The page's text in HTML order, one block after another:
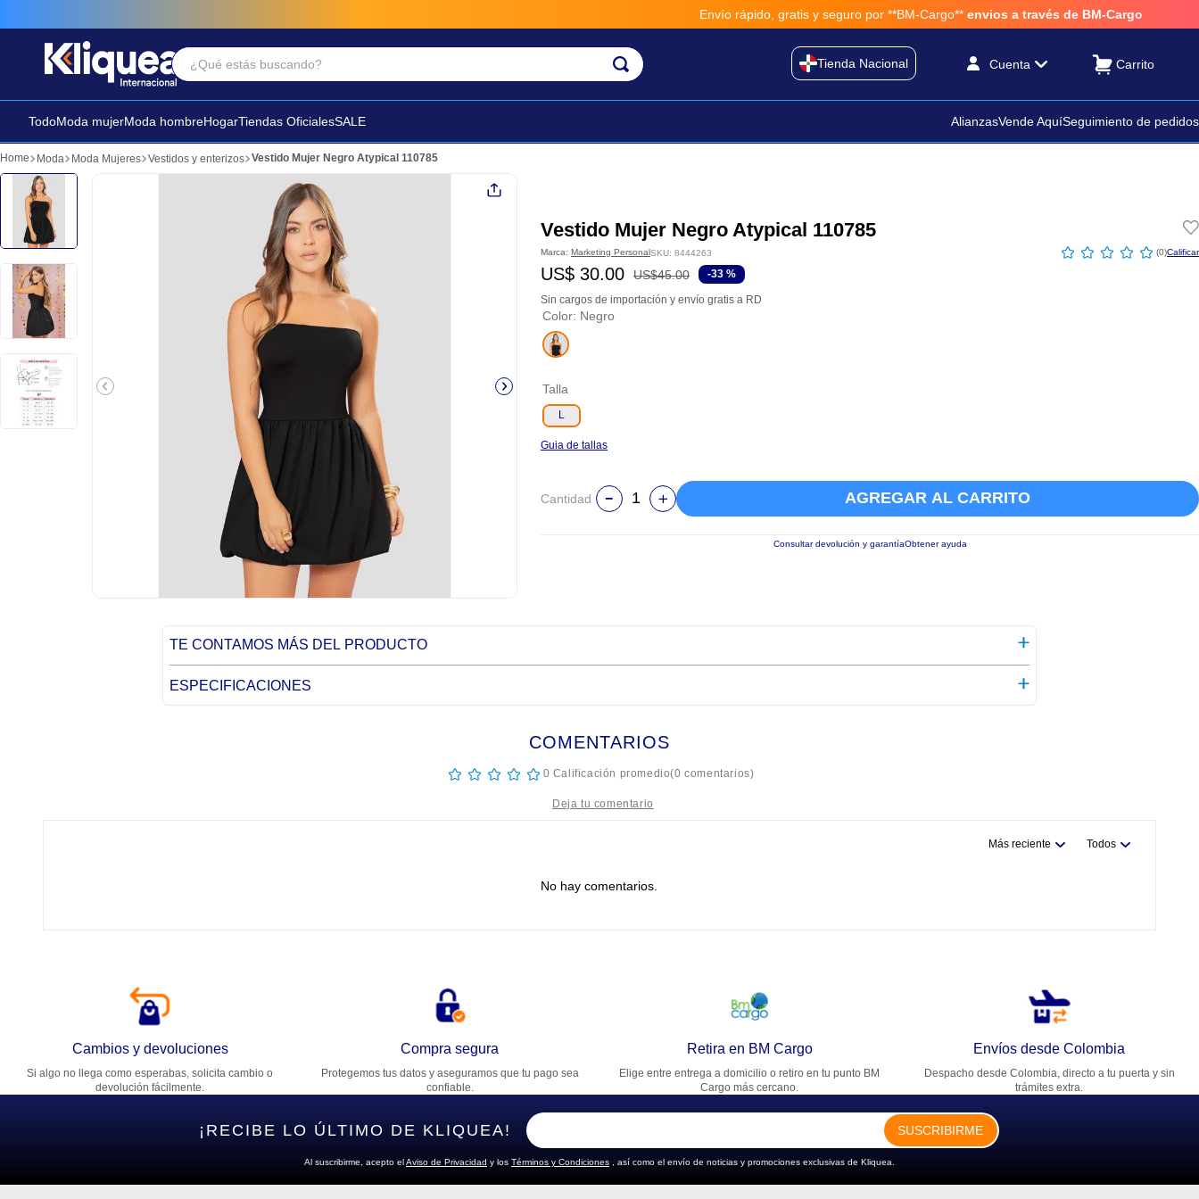
Envío rápido, gratis y seguro por **BM-Cargo** envios a través de BM-Cargo
¿Qué estás buscando?
Tienda Nacional Cuenta
TodoModa mujerModa hombreHogarTiendas OficialesSALE AlianzasVende AquíSeguimiento de pedidos
Moda Moda Mujeres Vestidos y enterizos Vestido Mujer Negro Atypical 110785
Vestido Mujer Negro Atypical 110785
Marca: Marketing PersonalSKU: 8444263 ☆ ☆ ☆ ☆ ☆ (0)
US$ 30.00 US$45.00 -33 %
Sin cargos de importación y envío gratis a RD
Color: Negro
Talla
L
Guia de tallas
Cantidad AGREGAR AL CARRITO
Consultar devolución y garantíaObtener ayuda
TE CONTAMOS MÁS DEL PRODUCTO
ESPECIFICACIONES
COMENTARIOS
☆ ☆ ☆ ☆ ☆ 0 Calificación promedio(0 comentarios)
Dirección de email
Escribe un comentario
Más reciente Todos
No hay comentarios.
Cambios y devoluciones
Si algo no llega como esperabas, solicita cambio o
devolución fácilmente.
Compra segura
Protegemos tus datos y aseguramos que tu pago sea
confiable.
Retira en BM Cargo
Elige entre entrega a domicilio o retiro en tu punto BM
Cargo más cercano.
Envíos desde Colombia
Despacho desde Colombia, directo a tu puerta y sin
trámites extra.
¡RECIBE LO ÚLTIMO DE KLIQUEA! SUSCRIBIRME
Al suscribirme, acepto elAviso de Privacidad y los Términos y Condiciones , así como el envío de noticias y promociones exclusivas de Kliquea.
Términos Más Buscados
2. faldas
3. sandalia